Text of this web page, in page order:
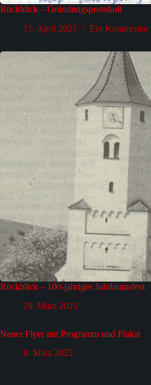
Rückblick – Gründungsprotokoll
15. April 2025
Ein Kommentar
Rückblick – 100-jähriges Jubiläumsfest
28. März 2025
Neuer Flyer mit Programm und Plakat
8. März 2025